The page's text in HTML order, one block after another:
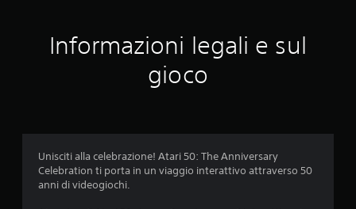
u
z
i
Informazioni legali e sul
gioco
Unisciti alla celebrazione! Atari 50: The Anniversary
Celebration ti porta in un viaggio interattivo attraverso 50
anni di videogiochi.